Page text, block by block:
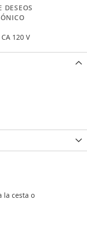
DESEOS
120 V
la cesta o